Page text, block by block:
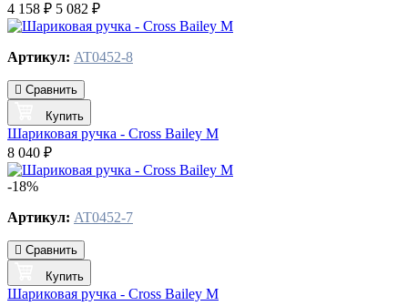
4 158 ₽ 5 082 ₽
Артикул: AT0452-8
Сравнить
Купить
Шариковая ручка - Cross Bailey M
8 040 ₽
-18%
Артикул: AT0452-7
Сравнить
Купить
Шариковая ручка - Cross Bailey M